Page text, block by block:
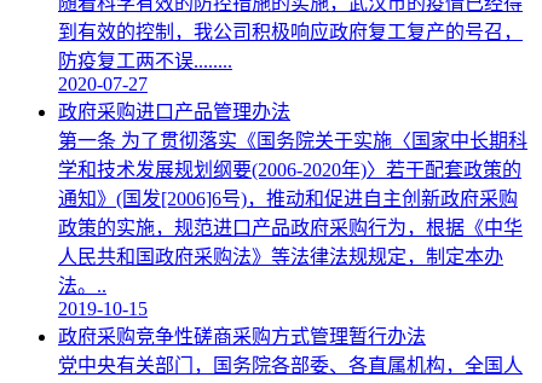
到有效的控制，我公司积极响应政府复工复产的号召，
防疫复工两不误........
2020-07-27
政府采购进口产品管理办法
第一条 为了贯彻落实《国务院关于实施〈国家中长期科
学和技术发展规划纲要(2006-2020年)〉若干配套政策的
通知》(国发[2006]6号)，推动和促进自主创新政府采购
政策的实施，规范进口产品政府采购行为，根据《中华
人民共和国政府采购法》等法律法规规定，制定本办
法。..
2019-10-15
政府采购竞争性磋商采购方式管理暂行办法
党中央有关部门，国务院各部委、各直属机构，全国人